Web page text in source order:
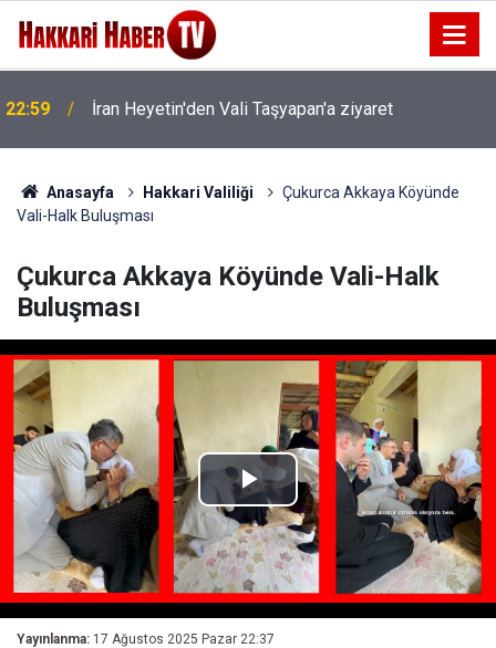
22:59 İran Heyetin'den Vali Taşyapan'a ziyaret
Anasayfa Hakkari Valiliği
Çukurca Akkaya Köyünde
Vali-Halk Buluşması
Çukurca Akkaya Köyünde Vali-Halk
Buluşması
Play
Video
Yayınlanma: 17 Ağustos 2025 Pazar 22:37